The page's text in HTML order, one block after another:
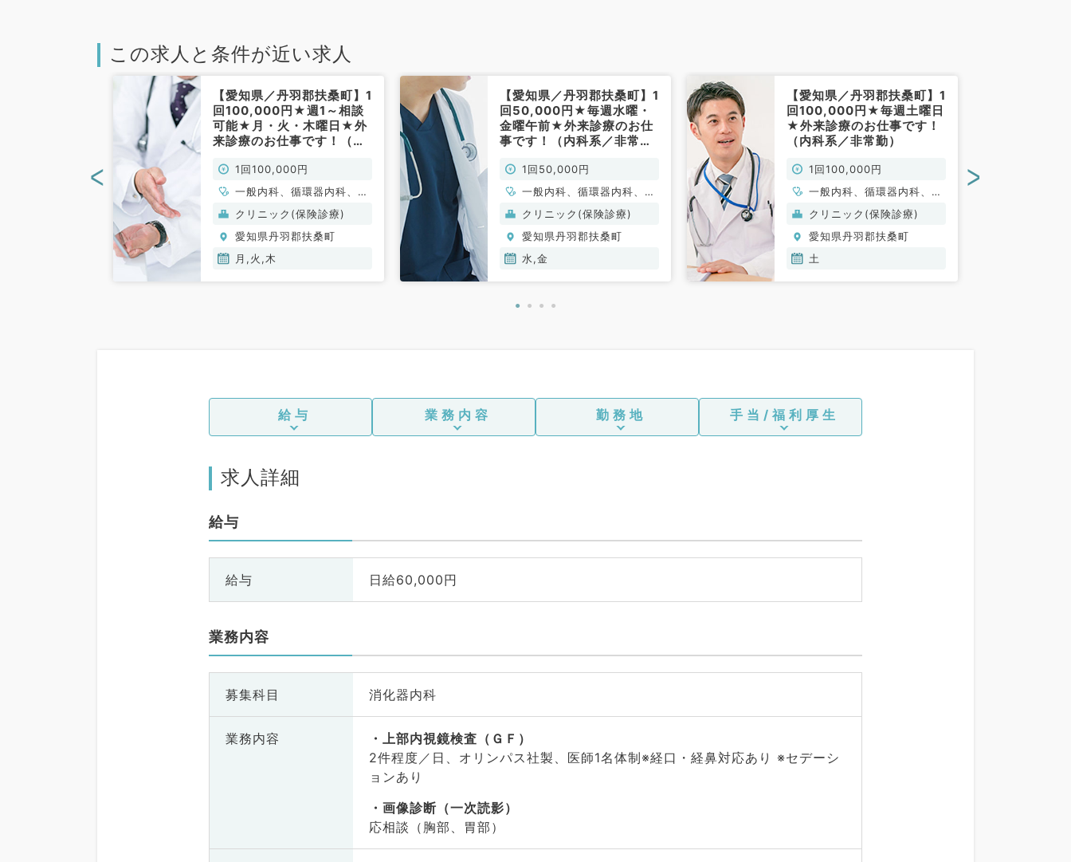
この求人と条件が近い求人
【愛知県／丹羽郡扶桑町】1
回100,000円★週1～相談
可能★月・火・木曜日★外
来診療のお仕事です！（内
1回100,000円
一般内科、循環器内科、呼
吸器内科、消化器内科、内
分泌・代謝内科
クリニック(保険診療)
愛知県丹羽郡扶桑町
月,火,木
【愛知県／丹羽郡扶桑町】1
回50,000円★毎週水曜・
金曜午前★外来診療のお仕
事です！（内科系／非常
1回50,000円
一般内科、循環器内科、呼
吸器内科、消化器内科、内
分泌・代謝内科
クリニック(保険診療)
愛知県丹羽郡扶桑町
水,金
【愛知県／丹羽郡扶桑町】1
回100,000円★毎週土曜日
★外来診療のお仕事です！
（内科系／非常勤）
1回100,000円
一般内科、循環器内科、呼
吸器内科、消化器内科、内
分泌・代謝内科
クリニック(保険診療)
愛知県丹羽郡扶桑町
土
< >
給与 業務内容 勤務地 手当/福利厚生
求人詳細
給与
給与 日給60,000円
業務内容
募集科目 消化器内科
業務内容
上部内視鏡検査（ＧＦ）
2件程度／日、オリンパス社製、医師1名体制※経口・経鼻対応あり ※セデーシ
ョンあり
画像診断（一次読影）
応相談（胸部、胃部）